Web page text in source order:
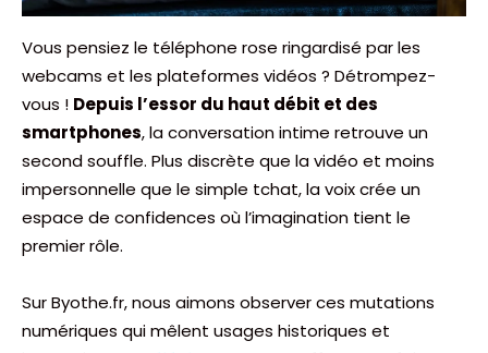
Vous pensiez le téléphone rose ringardisé par les
webcams et les plateformes vidéos ? Détrompez-
vous ! Depuis l’essor du haut débit et des
smartphones, la conversation intime retrouve un
second souffle. Plus discrète que la vidéo et moins
impersonnelle que le simple tchat, la voix crée un
espace de confidences où l’imagination tient le
premier rôle.
Sur Byothe.fr, nous aimons observer ces mutations
numériques qui mêlent usages historiques et